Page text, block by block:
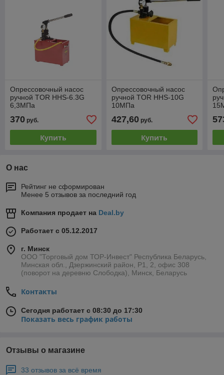
Опрессовочный насос
ручной TOR HHS-6.3G
6,3МПа
370 руб.
Купить
Опрессовочный насос
ручной TOR HHS-10G
10МПа
427,60руб.
Купить
О нас
Рейтинг не сформирован
Менее 5 отзывов за последний год
Компания продает на Deal.by
Работает с 05.12.2017
г. Минск
ООО "Торговый дом ТОР-Инвест" Республика Беларусь,
Минская обл., Дзержинский район, Р1, 2, офис 308
(поворот на деревню Слободка), Минск, Беларусь
Контакты
Сегодня работает с 08:30 до 17:30
Показать весь график работы
Отзывы о магазине
33 отзывов за всё время